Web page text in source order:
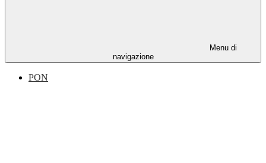
Menu di
navigazione
PON